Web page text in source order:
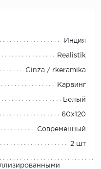
Индия
Realistik
Ginza / rkeramika
Карвинг
Белый
60x120
Современный
2 шт